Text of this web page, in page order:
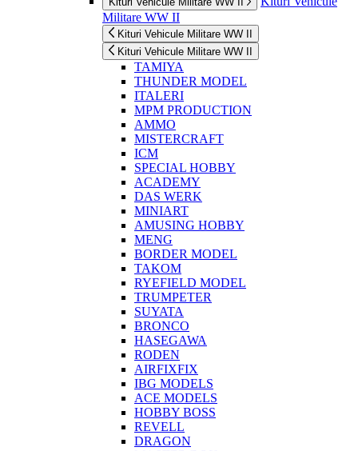
Militare WW II
Kituri Vehicule Militare WW II
Kituri Vehicule Militare WW II
TAMIYA
THUNDER MODEL
ITALERI
MPM PRODUCTION
AMMO
MISTERCRAFT
ICM
SPECIAL HOBBY
ACADEMY
DAS WERK
MINIART
AMUSING HOBBY
MENG
BORDER MODEL
TAKOM
RYEFIELD MODEL
TRUMPETER
SUYATA
BRONCO
HASEGAWA
RODEN
AIRFIXFIX
IBG MODELS
ACE MODELS
HOBBY BOSS
REVELL
DRAGON